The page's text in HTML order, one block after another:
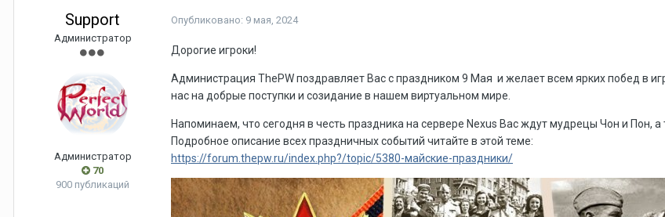
Support
Администратор
Администратор
70
900 публикаций
Опубликовано: 9 мая, 2024
Дорогие игроки!
Администрация ThePW поздравляет Вас с праздником 9 Мая и желает всем ярких побед в
нас на добрые поступки и созидание в нашем виртуальном мире.
Напоминаем, что сегодня в честь праздника на сервере Nexus Вас ждут мудрецы Чон и Пон, а
Подробное описание всех праздничных событий читайте в этой теме:
https://forum.thepw.ru/index.php?/topic/5380-майские-праздники/